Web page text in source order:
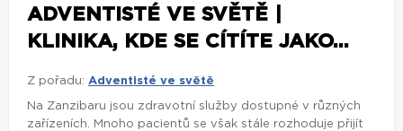
ADVENTISTÉ VE SVĚTĚ |
KLINIKA, KDE SE CÍTÍTE JAKO...
Z pořadu: Adventisté ve světě
Na Zanzibaru jsou zdravotní služby dostupné v různých
zařízeních. Mnoho pacientů se však stále rozhoduje přijít